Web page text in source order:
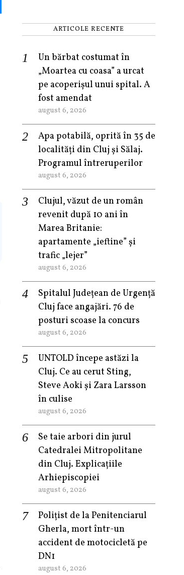
ARTICOLE RECENTE
Un bărbat costumat în
„Moartea cu coasa” a urcat
pe acoperișul unui spital. A
fost amendat
august 6, 2026
Apa potabilă, oprită în 35 de
localități din Cluj și Sălaj.
Programul întreruperilor
august 6, 2026
Clujul, văzut de un român
revenit după 10 ani în
Marea Britanie:
apartamente „ieftine” și
trafic „lejer”
august 6, 2026
Spitalul Județean de Urgență
Cluj face angajări. 76 de
posturi scoase la concurs
august 6, 2026
UNTOLD începe astăzi la
Cluj. Ce au cerut Sting,
Steve Aoki și Zara Larsson
în culise
august 6, 2026
Se taie arbori din jurul
Catedralei Mitropolitane
din Cluj. Explicațiile
Arhiepiscopiei
august 6, 2026
Polițist de la Penitenciarul
Gherla, mort într-un
accident de motocicletă pe
DN1
august 6, 2026